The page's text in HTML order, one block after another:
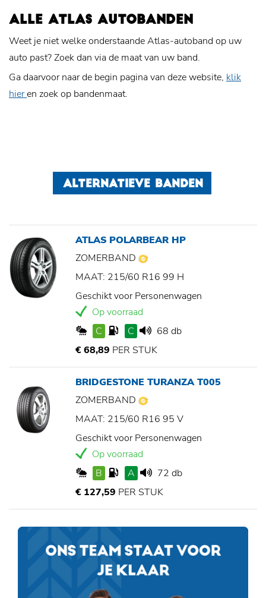
ALLE ATLAS AUTOBANDEN
Weet je niet welke onderstaande Atlas-autoband op uw
auto past? Zoek dan via de maat van uw band.
Ga daarvoor naar de begin pagina van deze website, klik
hieren zoek op bandenmaat.
ALTERNATIEVE BANDEN
ATLAS POLARBEAR HP
ZOMERBAND
MAAT: 215/60 R16 99 H
Geschikt voor Personenwagen
Op voorraad
C
C
68 db
€ 68,89 PER STUK
BRIDGESTONE TURANZA T005
ZOMERBAND
MAAT: 215/60 R16 95 V
Geschikt voor Personenwagen
Op voorraad
B
A
72 db
€ 127,59 PER STUK